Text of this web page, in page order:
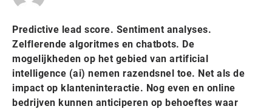
Predictive lead score. Sentiment analyses.
Zelflerende algoritmes en chatbots. De
mogelijkheden op het gebied van artificial
intelligence (ai) nemen razendsnel toe. Net als de
impact op klanteninteractie. Nog even en online
bedrijven kunnen anticiperen op behoeftes waar